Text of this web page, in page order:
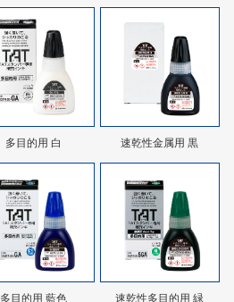
多目的用 白 速乾性金属用 黒
多目的用 藍色 速乾性多目的用 緑